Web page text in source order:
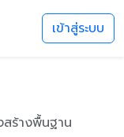
เข้าสู่ระบบ
ร้างพื้นฐาน